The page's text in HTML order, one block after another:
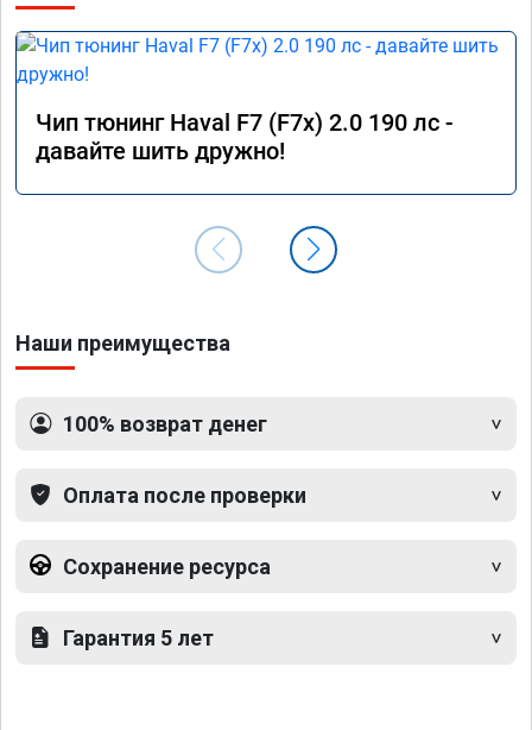
Чип тюнинг Haval F7 (F7x) 2.0 190 лс -
давайте шить дружно!
Наши преимущества
100% возврат денег
Оплата после проверки
Сохранение ресурса
Гарантия 5 лет